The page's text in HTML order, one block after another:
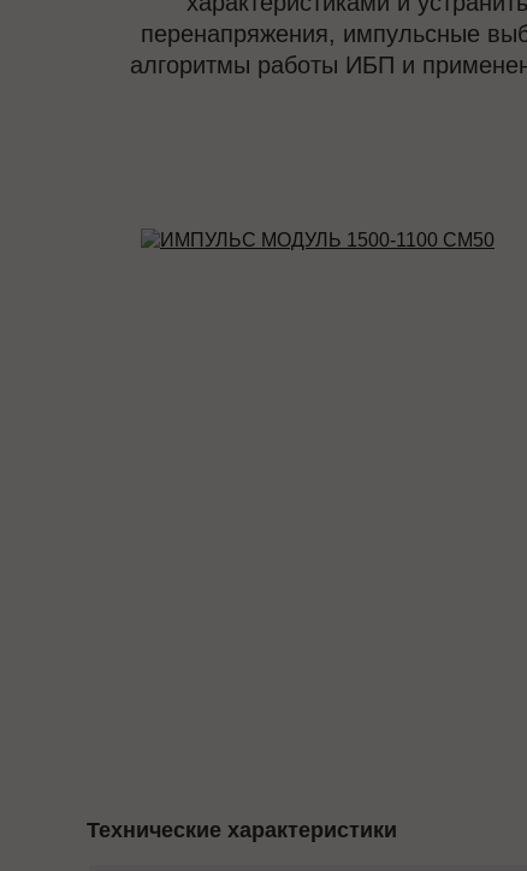
перенапряжения, импульсные
алгоритмы работы ИБП и
Технические характеристики